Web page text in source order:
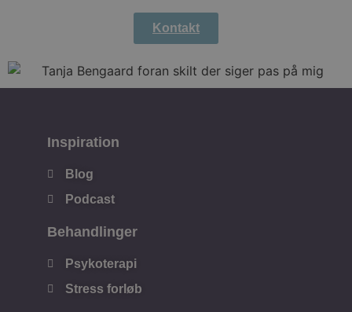
Kontakt
Inspiration
Blog
Podcast
Behandlinger
Psykoterapi
Stress forløb